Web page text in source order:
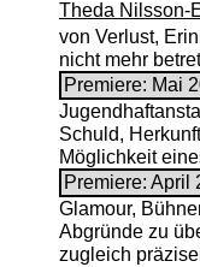
Theda Nilsson-
von Verlust,
nicht mehr
Premiere: Mai
Schuld,
Möglichkeit
Premiere: April
Glamour,
Abgründe zu
zugleich